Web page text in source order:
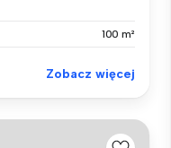
100 m²
Zobacz więcej